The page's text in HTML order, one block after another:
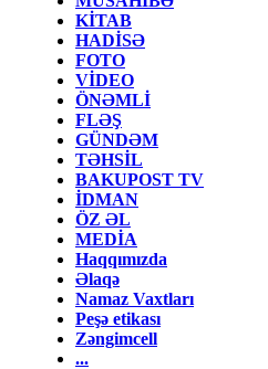
KİTAB
HADİSƏ
FOTO
VİDEO
ÖNƏMLİ
FLƏŞ
GÜNDƏM
TƏHSİL
BAKUPOST TV
İDMAN
ÖZ ƏL
MEDİA
Haqqımızda
Əlaqə
Namaz Vaxtları
Peşə etikası
Zəngimcell
...